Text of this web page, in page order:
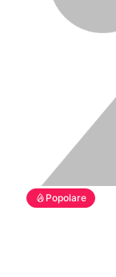
Popolare